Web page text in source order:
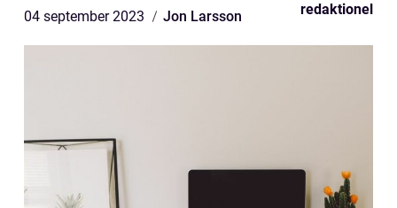
04 september 2023 Jon Larsson redaktionel